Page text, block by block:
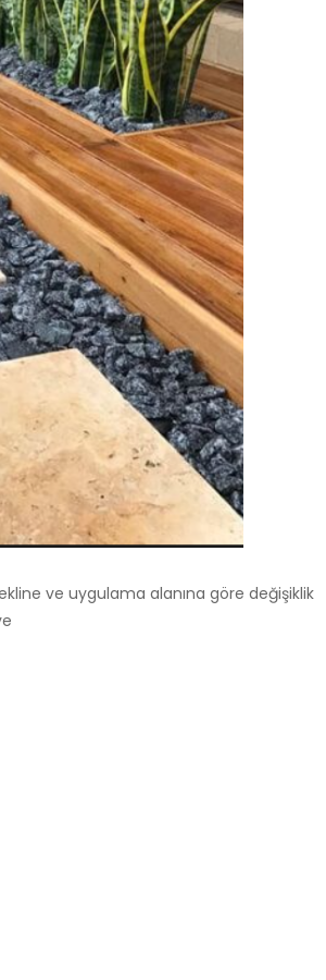
ve uygulama alanına göre değişiklik